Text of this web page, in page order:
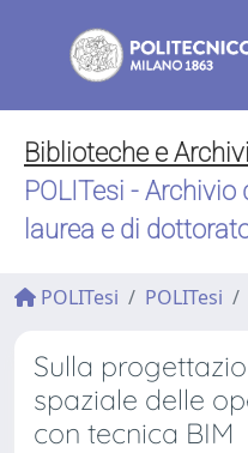
Biblioteche e Archivi
POLITesi -
laurea e di
POLITesi POLITesi
Sulla
spaziale delle
con tecnica BIM